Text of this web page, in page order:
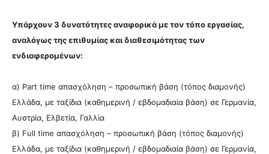
Υπάρχουν 3 δυνατότητες αναφορικά με τον τόπο εργασίας,
αναλόγως της επιθυμίας και διαθεσιμότητας των
ενδιαφερομένων:
α) Part time απασχόληση – προσωπική βάση (τόπος διαμονής)
Ελλάδα, με ταξίδια (καθημερινή / εβδομαδιαία βάση) σε Γερμανία,
Αυστρία, Ελβετία, Γαλλία
β) Full time απασχόληση – προσωπική βάση (τόπος διαμονής)
Ελλάδα, με ταξίδια (καθημερινή / εβδομαδιαία βάση) σε Γερμανία,